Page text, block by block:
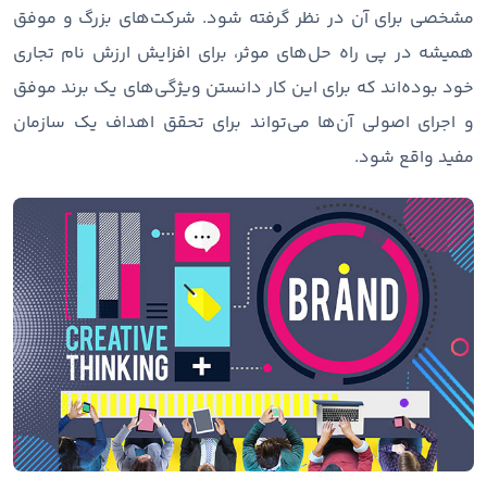
مشخصی برای آن در نظر گرفته شود. شرکت‌های بزرگ و موفق
همیشه در پی راه حل‌های موثر، برای افزایش ارزش نام تجاری
خود بوده‌اند که برای این کار دانستن ویژگی‌های یک برند موفق
و اجرای اصولی آن‌ها می‌تواند برای تحقق اهداف یک سازمان
مفید واقع شود.